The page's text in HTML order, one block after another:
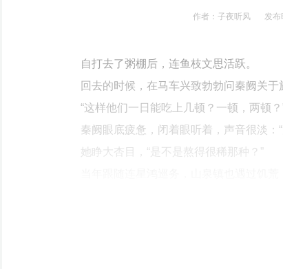
作者：子夜听风 发布
自打去了粥棚后，连鱼枝文思活跃。
回去的时候，在马车兴致勃勃问秦阙关于
“这样他们一日能吃上几顿？一顿，两顿？
秦阙眼底疲惫，闭着眼听着，声音很淡：
她睁大杏目，“是不是熬得很稀那种？”